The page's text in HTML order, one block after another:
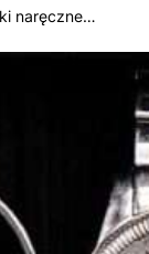
naręczne…